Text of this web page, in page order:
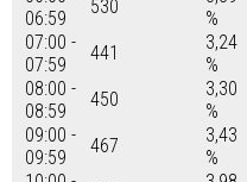
06:59
530
%
07:00 -
07:59
441
3,24
%
08:00 -
08:59
450
3,30
%
09:00 -
09:59
467
3,43
%